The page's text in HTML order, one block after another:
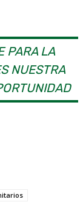
PARA LA
NUESTRA